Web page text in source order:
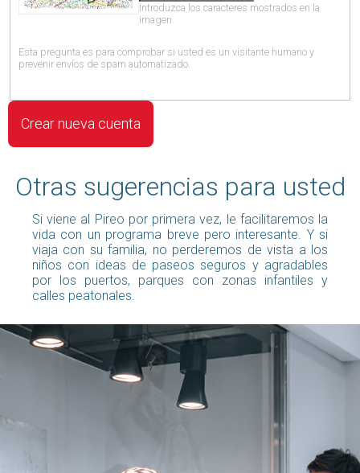
Introduzca los caracteres mostrados en la
imagen.
Esta pregunta es para comprobar si usted es un visitante humano y
prevenir envíos de spam automatizado.
Otras sugerencias para usted
Si viene al Pireo por primera vez, le facilitaremos la
vida con un programa breve pero interesante. Y si
viaja con su familia, no perderemos de vista a los
niños con ideas de paseos seguros y agradables
por los puertos, parques con zonas infantiles y
calles peatonales.